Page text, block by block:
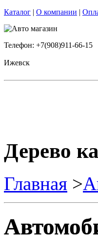
Каталог | О компании |
Телефон: +7(908)911-66-15
Ижевск
Дерево
Главная >